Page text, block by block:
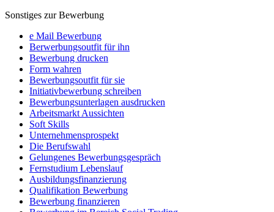
Sonstiges zur Bewerbung
e Mail Bewerbung
Berwerbungsoutfit für ihn
Bewerbung drucken
Form wahren
Bewerbungsoutfit für sie
Initiativbewerbung schreiben
Bewerbungsunterlagen ausdrucken
Arbeitsmarkt Aussichten
Soft Skills
Unternehmensprospekt
Die Berufswahl
Gelungenes Bewerbungsgespräch
Fernstudium Lebenslauf
Ausbildungsfinanzierung
Qualifikation Bewerbung
Bewerbung finanzieren